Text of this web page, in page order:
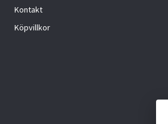
Kontakt
Köpvillkor